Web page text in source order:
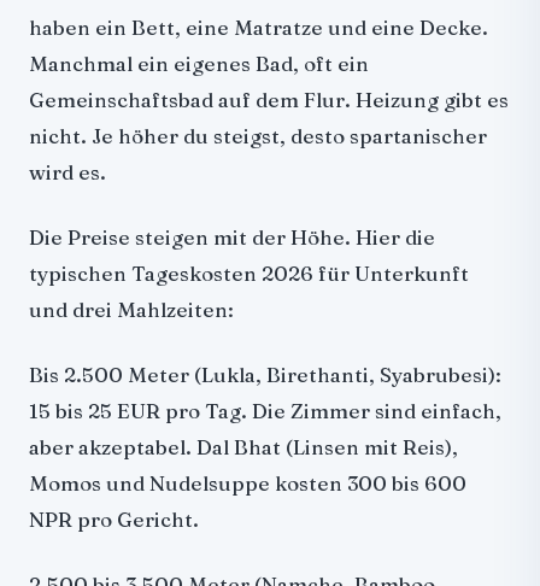
haben ein Bett, eine Matratze und eine Decke.
Manchmal ein eigenes Bad, oft ein
Gemeinschaftsbad auf dem Flur. Heizung gibt es
nicht. Je höher du steigst, desto spartanischer
wird es.
Die Preise steigen mit der Höhe. Hier die
typischen Tageskosten 2026 für Unterkunft
und drei Mahlzeiten:
Bis 2.500 Meter (Lukla, Birethanti, Syabrubesi):
15 bis 25 EUR pro Tag. Die Zimmer sind einfach,
aber akzeptabel. Dal Bhat (Linsen mit Reis),
Momos und Nudelsuppe kosten 300 bis 600
NPR pro Gericht.